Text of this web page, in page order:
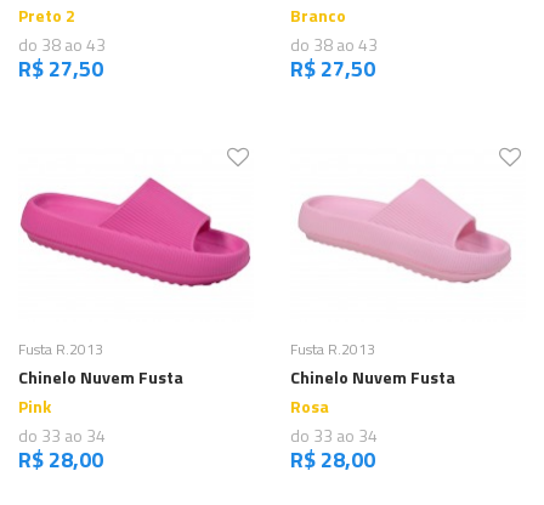
Preto 2
do 38 ao 43
R$ 27,50
Branco
do 38 ao 43
R$ 27,50
Comprar
Fusta R.2013
Chinelo Nuvem Fusta
Pink
do 33 ao 34
R$ 28,00
Comprar
Fusta R.2013
Chinelo Nuvem Fusta
Rosa
do 33 ao 34
R$ 28,00